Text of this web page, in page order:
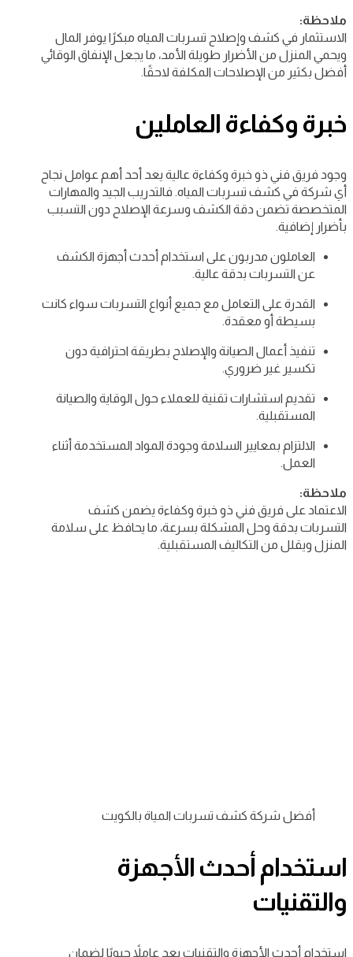
ملاحظة:
الاستثمار في كشف وإصلاح تسربات المياه مبكرًا يوفر المال
ويحمي المنزل من الأضرار طويلة الأمد، ما يجعل الإنفاق الوقائي
أفضل بكثير من الإصلاحات المكلفة لاحقًا.
خبرة وكفاءة العاملين
وجود فريق فني ذو خبرة وكفاءة عالية يعد أحد أهم عوامل نجاح
أي شركة في كشف تسربات المياه. فالتدريب الجيد والمهارات
المتخصصة تضمن دقة الكشف وسرعة الإصلاح دون التسبب
بأضرار إضافية.
العاملون مدربون على استخدام أحدث أجهزة الكشف
عن التسربات بدقة عالية.
القدرة على التعامل مع جميع أنواع التسربات سواء كانت
بسيطة أو معقدة.
تنفيذ أعمال الصيانة والإصلاح بطريقة احترافية دون
تكسير غير ضروري.
تقديم استشارات تقنية للعملاء حول الوقاية والصيانة
المستقبلية.
الالتزام بمعايير السلامة وجودة المواد المستخدمة أثناء
العمل.
ملاحظة:
الاعتماد على فريق فني ذو خبرة وكفاءة يضمن كشف
التسربات بدقة وحل المشكلة بسرعة، ما يحافظ على سلامة
المنزل ويقلل من التكاليف المستقبلية.
أفضل شركة كشف تسربات المياة بالكويت
استخدام أحدث الأجهزة
والتقنيات
استخدام أحدث الأجهزة والتقنيات يعد عاملاً حيويًا لضمان